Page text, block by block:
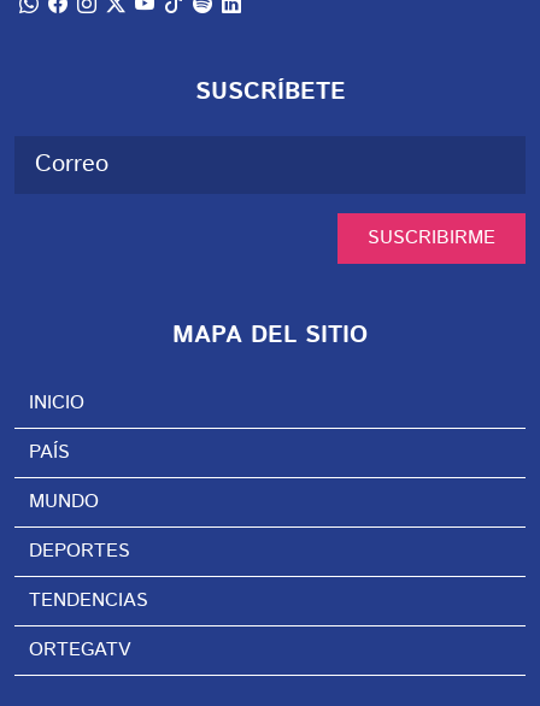
SUSCRÍBETE
SUSCRIBIRME
MAPA DEL SITIO
INICIO
PAÍS
MUNDO
DEPORTES
TENDENCIAS
ORTEGATV